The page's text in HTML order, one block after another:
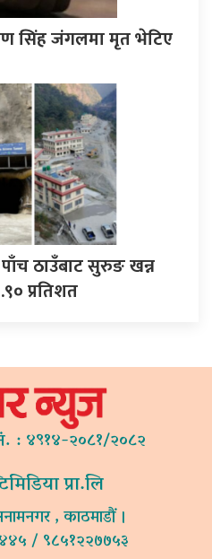
सिंह जंगलमा मृत भेटिए
ठाउँबाट सुरुङ खन्न
प्रतिशत
: ४९१४-२०८१/२०८२
प्रा.लि
, काठमाडौं ।
/ ९८५१२२७७५३